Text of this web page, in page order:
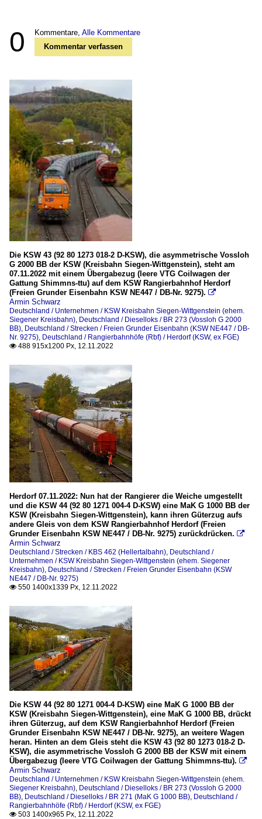
0 Kommentare, Alle Kommentare
Kommentar verfassen
Die KSW 43 (92 80 1273 018-2 D-KSW), die asymmetrische Vossloh
G 2000 BB der KSW (Kreisbahn Siegen-Wittgenstein), steht am
07.11.2022 mit einem Übergabezug (leere VTG Coilwagen der
Gattung Shimmns-ttu) auf dem KSW Rangierbahnhof Herdorf
(Freien Grunder Eisenbahn KSW NE447 / DB-Nr. 9275). 
Armin Schwarz
Deutschland / Unternehmen / KSW Kreisbahn Siegen-Wittgenstein (ehem.
Siegener Kreisbahn) Deutschland / Dieselloks / BR 273 (Vossloh G 2000
BB) Deutschland / Strecken / Freien Grunder Eisenbahn (KSW NE447 / DB-
Nr. 9275) Deutschland / Rangierbahnhöfe (Rbf) / Herdorf (KSW, ex FGE)
 488 915x1200 Px, 12.11.2022
Herdorf 07.11.2022: Nun hat der Rangierer die Weiche umgestellt
und die KSW 44 (92 80 1271 004-4 D-KSW) eine MaK G 1000 BB der
KSW (Kreisbahn Siegen-Wittgenstein), kann ihren Güterzug aufs
andere Gleis von dem KSW Rangierbahnhof Herdorf (Freien
Grunder Eisenbahn KSW NE447 / DB-Nr. 9275) zurückdrücken. 
Armin Schwarz
Deutschland / Strecken / KBS 462 (Hellertalbahn) Deutschland /
Unternehmen / KSW Kreisbahn Siegen-Wittgenstein (ehem. Siegener
Kreisbahn) Deutschland / Strecken / Freien Grunder Eisenbahn (KSW
NE447 / DB-Nr. 9275)
 550 1400x1339 Px, 12.11.2022
Die KSW 44 (92 80 1271 004-4 D-KSW) eine MaK G 1000 BB der
KSW (Kreisbahn Siegen-Wittgenstein), eine MaK G 1000 BB, drückt
ihren Güterzug, auf dem KSW Rangierbahnhof Herdorf (Freien
Grunder Eisenbahn KSW NE447 / DB-Nr. 9275), an weitere Wagen
heran. Hinten an dem Gleis steht die KSW 43 (92 80 1273 018-2 D-
KSW), die asymmetrische Vossloh G 2000 BB der KSW mit einem
Übergabezug (leere VTG Coilwagen der Gattung Shimmns-ttu). 
Armin Schwarz
Deutschland / Unternehmen / KSW Kreisbahn Siegen-Wittgenstein (ehem.
Siegener Kreisbahn) Deutschland / Dieselloks / BR 273 (Vossloh G 2000
BB) Deutschland / Dieselloks / BR 271 (MaK G 1000 BB) Deutschland /
Rangierbahnhöfe (Rbf) / Herdorf (KSW, ex FGE)
 503 1400x965 Px, 12.11.2022